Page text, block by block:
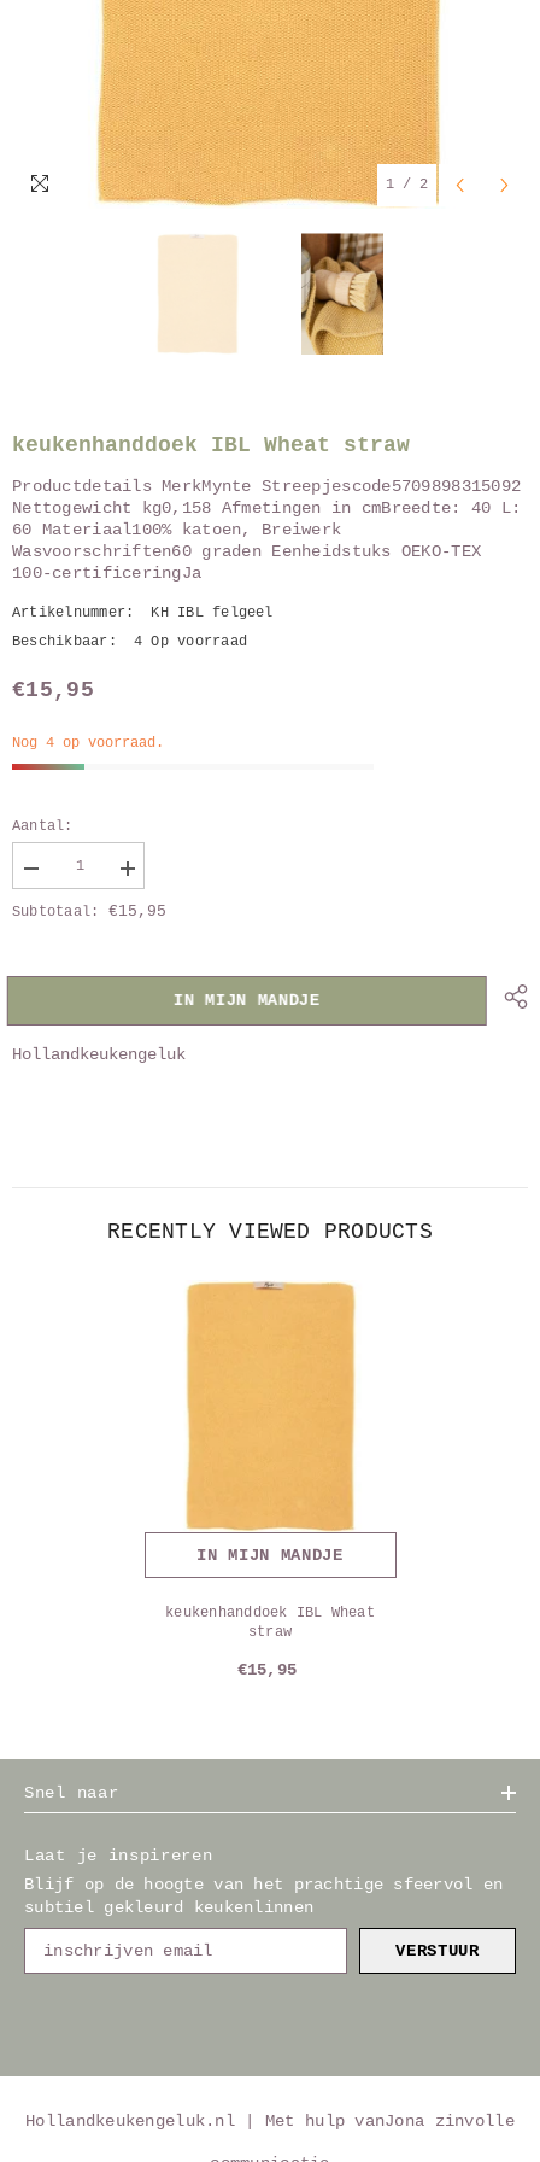
1 / 2
keukenhanddoek IBL Wheat straw
Productdetails MerkMynte Streepjescode5709898315092
Nettogewicht kg0,158 Afmetingen in cmBreedte: 40 L:
60 Materiaal100% katoen, Breiwerk
Wasvoorschriften60 graden Eenheidstuks OEKO-TEX
100-certificeringJa
Artikelnummer:
KH IBL felgeel
Beschikbaar:
4 Op voorraad
€15,95
Nog 4 op voorraad.
Aantal:
aantal
van
Vergroot
aantal
van
Subtotaal: €15,95
IN MIJN MANDJE
Hollandkeukengeluk
RECENTLY VIEWED PRODUCTS
IN MIJN MANDJE
keukenhanddoek IBL Wheat
straw
€15,95
Snel naar
Laat je inspireren
Blijf op de hoogte van het prachtige sfeervol en
subtiel gekleurd keukenlinnen
VERSTUUR
Hollandkeukengeluk.nl | Met hulp vanJona zinvolle